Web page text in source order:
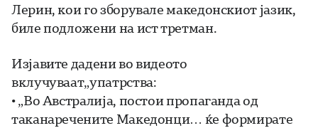
Лерин, кои го зборувале македонскиот јазик,
биле подложени на ист третман.
Изјавите дадени во видеото
вклучуваат„упатрства:
• „Во Австралија, постои пропаганда од
таканаречените Македонци… ќе формирате